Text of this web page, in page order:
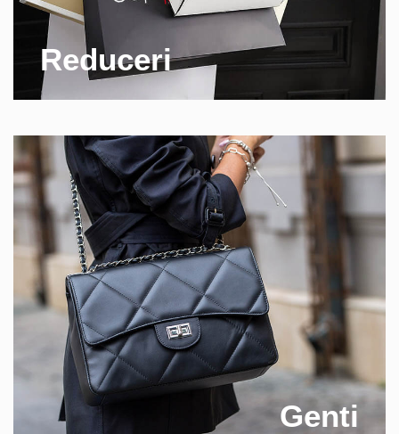
Reduceri
Genti